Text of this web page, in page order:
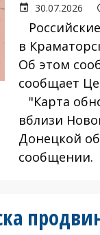
30.07.2026
в
Об этом
сообщает
"Карта
вблизи
Донецкой
сообщении.